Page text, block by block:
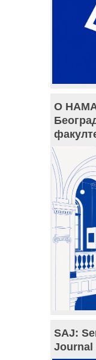
О
SAJ:
Journal